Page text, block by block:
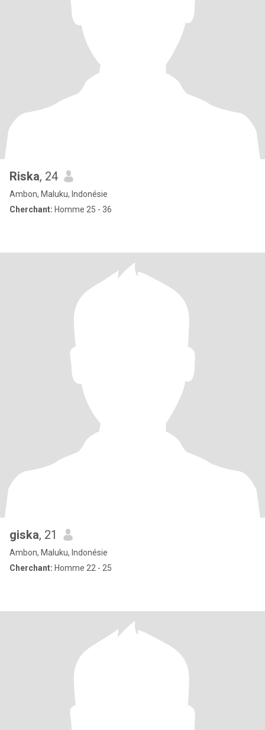
Riska, 24
Ambon, Maluku, Indonésie
Cherchant: Homme 25 - 36
giska, 21
Ambon, Maluku, Indonésie
Cherchant: Homme 22 - 25